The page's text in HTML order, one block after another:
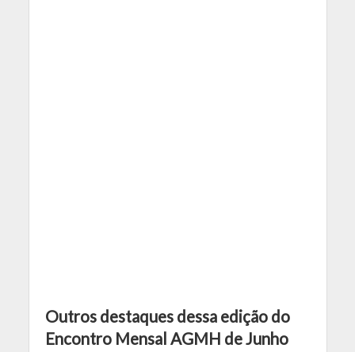
Outros destaques dessa edição do
Encontro Mensal AGMH de Junho